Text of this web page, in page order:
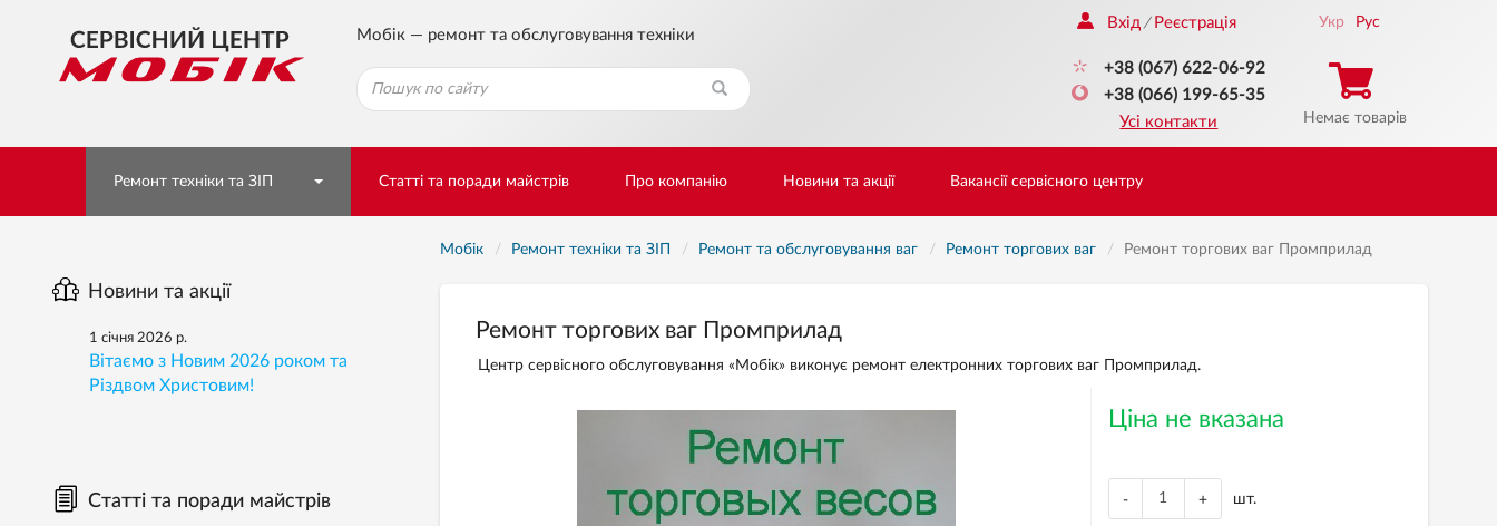
Мобік — ремонт та обслуговування техніки
Вхід / Реєстрація
+38 (067) 622-06-92
+38 (066) 199-65-35
Усі контакти
Укр Рус
Немає товарів
Ремонт техніки та ЗІП Статті та поради майстрів Про компанію Новини та акції Вакансії сервісного центру
Мобік Ремонт техніки та ЗІП Ремонт та обслуговування ваг Ремонт торгових ваг Ремонт торгових ваг Промприлад
Ремонт торгових ваг Промприлад
Центр сервісного обслуговування «Мобік» виконує ремонт електронних торгових ваг Промприлад.
Ціна не вказана
- + шт.
Новини та акції
1 січня 2026 р.
Вітаємо з Новим 2026 роком та
Різдвом Христовим!
Статті та поради майстрів